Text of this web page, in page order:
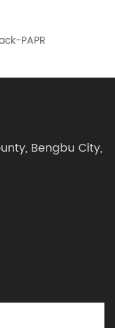
PAPR
Bengbu City,